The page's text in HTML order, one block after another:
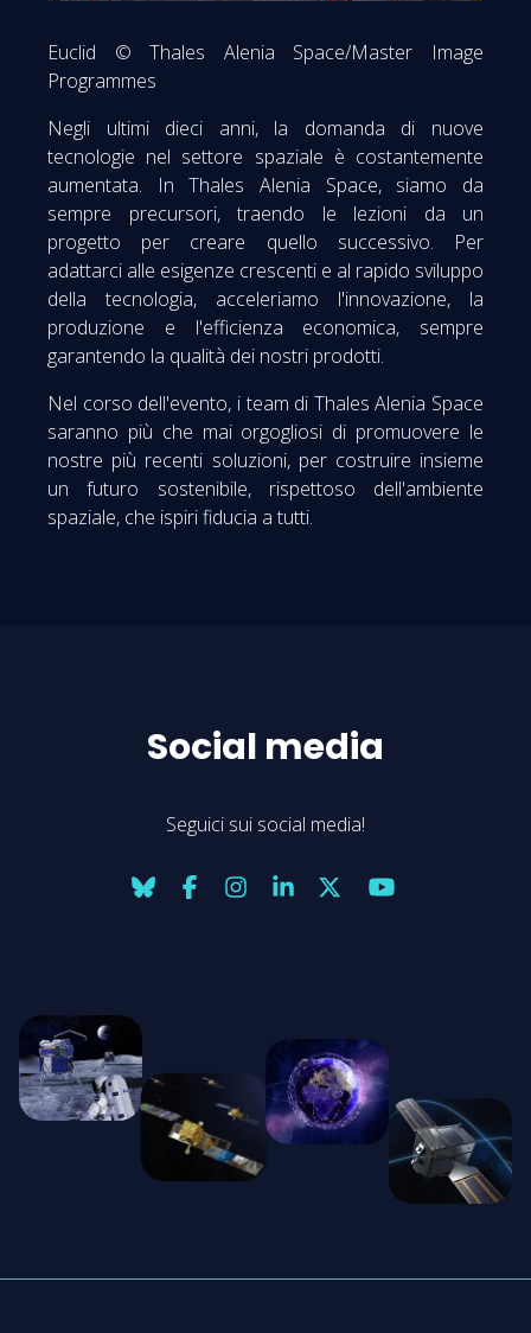
Euclid © Thales Alenia Space/Master Image
Programmes
Negli ultimi dieci anni, la domanda di nuove
tecnologie nel settore spaziale è costantemente
aumentata. In Thales Alenia Space, siamo da
sempre precursori, traendo le lezioni da un
progetto per creare quello successivo. Per
adattarci alle esigenze crescenti e al rapido sviluppo
della tecnologia, acceleriamo l'innovazione, la
produzione e l'efficienza economica, sempre
garantendo la qualità dei nostri prodotti.
Nel corso dell'evento, i team di Thales Alenia Space
saranno più che mai orgogliosi di promuovere le
nostre più recenti soluzioni, per costruire insieme
un futuro sostenibile, rispettoso dell'ambiente
spaziale, che ispiri fiducia a tutti.
Social media
Seguici sui social media!